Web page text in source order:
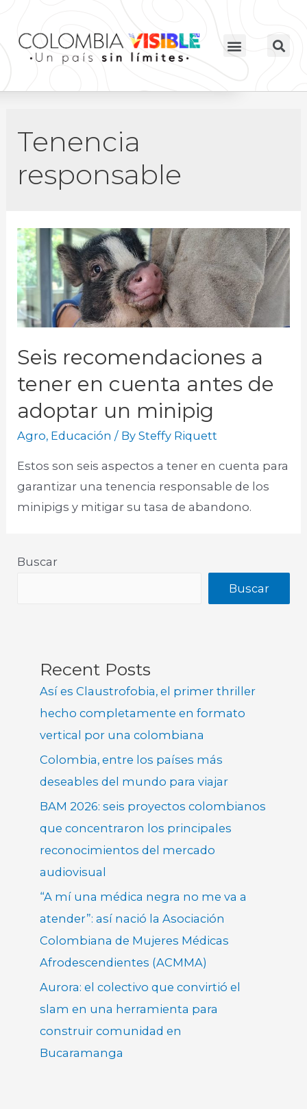
Tenencia
responsable
Seis recomendaciones a
tener en cuenta antes de
adoptar un minipig
Agro, Educación / BySteffy Riquett
Estos son seis aspectos a tener en cuenta para
garantizar una tenencia responsable de los
minipigs y mitigar su tasa de abandono.​
Buscar
Buscar
Recent Posts
Así es Claustrofobia, el primer thriller
hecho completamente en formato
vertical por una colombiana
Colombia, entre los países más
deseables del mundo para viajar
BAM 2026: seis proyectos colombianos
que concentraron los principales
reconocimientos del mercado
audiovisual
“A mí una médica negra no me va a
atender”: así nació la Asociación
Colombiana de Mujeres Médicas
Afrodescendientes (ACMMA)
Aurora: el colectivo que convirtió el
slam en una herramienta para
construir comunidad en
Bucaramanga